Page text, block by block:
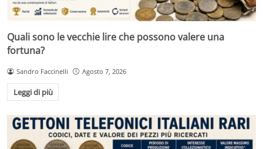
Quali sono le vecchie lire che possono valere una
fortuna?
Sandro Faccinelli Agosto 7, 2026
Leggi di più